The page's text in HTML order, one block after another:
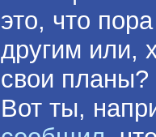
это, что
другим или,
свои планы?
Вот ты,